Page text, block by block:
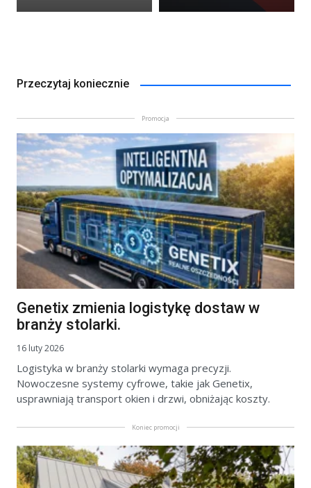
Przeczytaj koniecznie
Promocja
Genetix zmienia logistykę dostaw w
branży stolarki.
16 luty 2026
Logistyka w branży stolarki wymaga precyzji.
Nowoczesne systemy cyfrowe, takie jak Genetix,
usprawniają transport okien i drzwi, obniżając koszty.
Koniec promocji